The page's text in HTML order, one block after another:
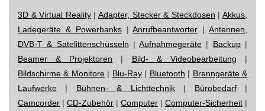
3D & Virtual Reality|Adapter, Stecker & Steckdosen |Akkus,
Ladegeräte & Powerbanks|Anrufbeantworter |Antennen,
DVB-T & Satelittenschüsseln |Aufnahmegeräte | Backup|
Beamer & Projektoren | Bild- & Videobearbeitung |
Bildschirme & Monitore| Blu-Ray| Bluetooth | Brenngeräte &
Laufwerke | Bühnen- & Lichttechnik| Bürobedarf|
Camcorder | CD-Zubehör | Computer | Computer-Sicherheit |